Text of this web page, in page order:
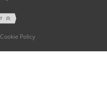
Cookie Policy